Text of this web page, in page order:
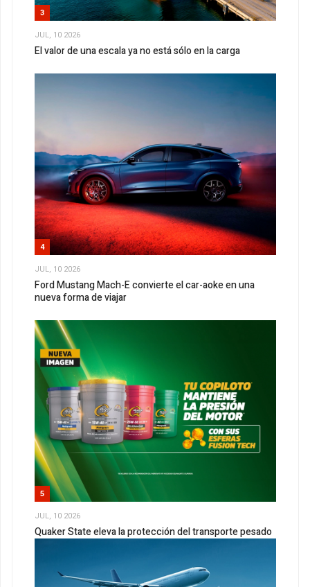
3
JUL, 10 2026
El valor de una escala ya no está sólo en la carga
4
JUL, 10 2026
Ford Mustang Mach-E convierte el car-aoke en una
nueva forma de viajar
5
JUL, 10 2026
Quaker State eleva la protección del transporte pesado